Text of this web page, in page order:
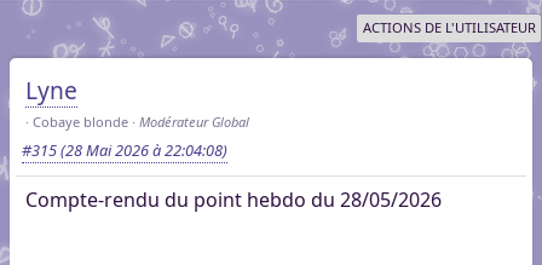
ACTIONS DE L'UTILISATEUR
Lyne
Cobaye blonde Modérateur Global
#315(28 Mai 2026 à 22:04:08)
Compte-rendu du point hebdo du 28/05/2026